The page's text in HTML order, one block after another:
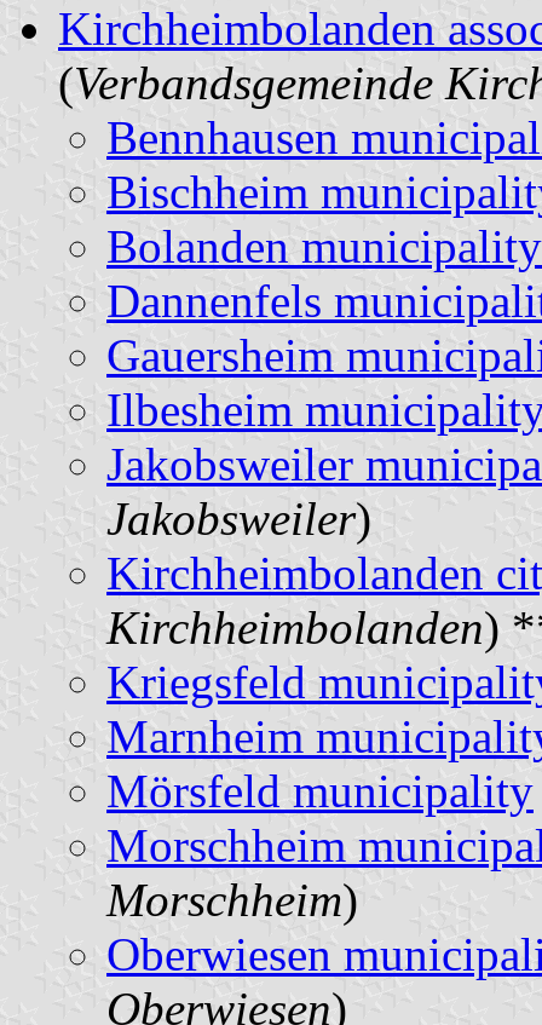
Kirchheimbolanden
(Verbandsgemeinde
Bennhausen
Bischheim
Bolanden municipality
Dannenfels
Gauersheim
Ilbesheim
Jakobsweiler
Jakobsweiler)
Kirchheimbolanden
Kirchheimbolanden)
Kriegsfeld
Marnheim
Mörsfeld municipality
Morschheim
Morschheim)
Oberwiesen
Oberwiesen)